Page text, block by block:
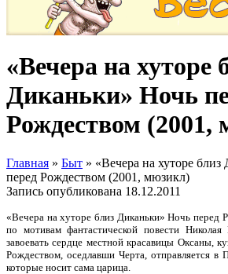
«Вечера на хуторе
Диканьки» Ночь
Рождеством (2001,
Главная » Быт » «Вечера на хуторе
перед Рождеством (2001, мюзикл)
Запись опубликована 18.12.2011
«Вечера на хуторе близ Диканьки» Ночь перед
по мотивам фантастической повести
завоевать сердце местной красавицы Оксаны,
Рождеством, оседлавши Черта, отправляется в
которые носит сама царица.